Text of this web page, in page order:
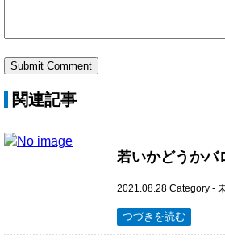
関連記事
若いかどうかバ
2021.08.28 Category -
つづきを読む